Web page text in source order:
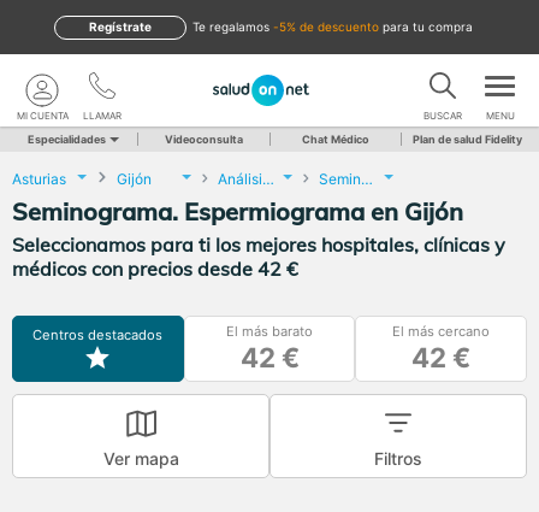
te regalamos -5% de descuento para tu compra
Regístrate
LLAMAR
MI CUENTA BUSCAR MENU
Especialidades Videoconsulta Chat Médico Plan de salud Fidelity
Asturias Gijón Análisis Clínicos Seminograma. Espermiograma
Seminograma. Espermiograma en Gijón
Seleccionamos para ti los mejores hospitales, clínicas y
médicos con precios desde 42 €
Centros destacados El más barato
42 €
El más cercano
42 €
Ver mapa Filtros